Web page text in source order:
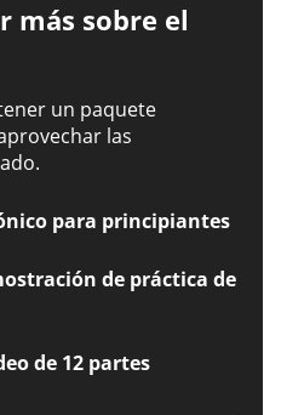
más sobre el
un paquete
las
para principiantes
de práctica de
de 12 partes